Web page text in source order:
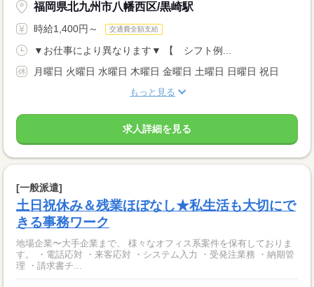
福岡県北九州市八幡西区/黒崎駅
時給1,400円～ 交通費全額支給
▼お仕事により異なります▼ 【 シフト例...
月曜日 火曜日 水曜日 木曜日 金曜日 土曜日 日曜日 祝日
もっと見る
求人詳細を見る
[一般派遣]
土日祝休み＆残業ほぼなし★私生活も大切にで
きる事務ワーク
地場企業〜大手企業まで、 様々なオフィス系案件を保有しておりま
す。 ・電話応対 ・来客応対 ・システム入力 ・受発注業務 ・納期管
理 ・請求書チ...